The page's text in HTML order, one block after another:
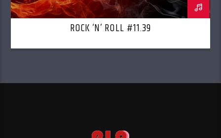
ROCK ‘N’ ROLL #11.39